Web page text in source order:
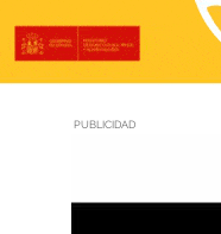
PUBLICIDAD